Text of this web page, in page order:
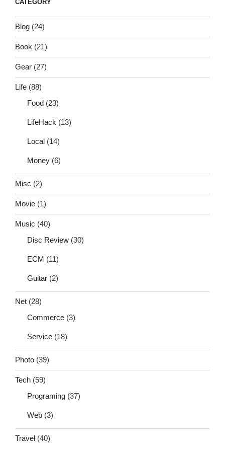
CATEGORY
Blog (24)
Book (21)
Gear (27)
Life (88)
Food (23)
LifeHack (13)
Local (14)
Money (6)
Misc (2)
Movie (1)
Music (40)
Disc Review (30)
ECM (11)
Guitar (2)
Net (28)
Commerce (3)
Service (18)
Photo (39)
Tech (59)
Programing (37)
Web (3)
Travel (40)